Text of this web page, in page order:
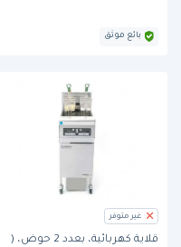
بائع موثق
غير متوفر
قلاية كهربائية، بعدد 2 حوض، (